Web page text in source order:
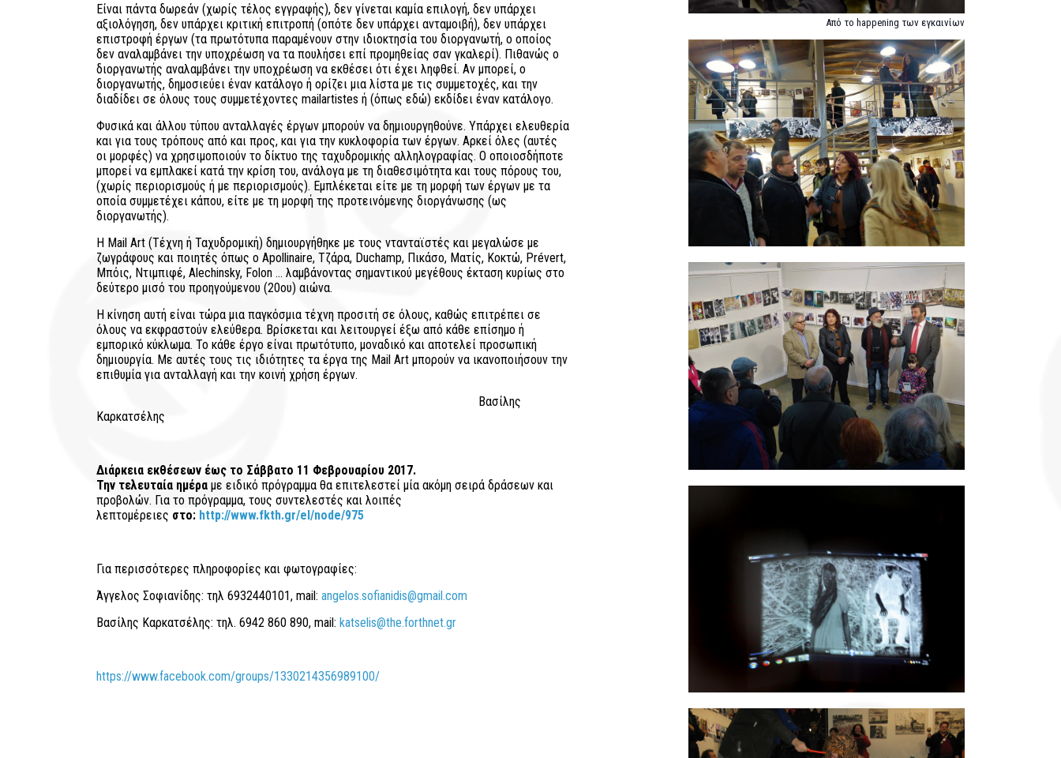
Είναι πάντα δωρεάν (χωρίς τέλος εγγραφής), δεν γίνεται καμία επιλογή, δεν υπάρχει
αξιολόγηση, δεν υπάρχει κριτική επιτροπή (οπότε δεν υπάρχει ανταμοιβή), δεν υπάρχει
επιστροφή έργων (τα πρωτότυπα παραμένουν στην ιδιοκτησία του διοργανωτή, ο οποίος
δεν αναλαμβάνει την υποχρέωση να τα πουλήσει επί προμηθείας σαν γκαλερί). Πιθανώς ο
διοργανωτής αναλαμβάνει την υποχρέωση να εκθέσει ότι έχει ληφθεί. Αν μπορεί, ο
διοργανωτής, δημοσιεύει έναν κατάλογο ή ορίζει μια λίστα με τις συμμετοχές, και την
διαδίδει σε όλους τους συμμετέχοντες mailartistes ή (όπως εδώ) εκδίδει έναν κατάλογο.
Φυσικά και άλλου τύπου ανταλλαγές έργων μπορούν να δημιουργηθούνε. Υπάρχει ελευθερία
και για τους τρόπους από και προς, και για την κυκλοφορία των έργων. Αρκεί όλες (αυτές
οι μορφές) να χρησιμοποιούν το δίκτυο της ταχυδρομικής αλληλογραφίας. Ο οποιοσδήποτε
μπορεί να εμπλακεί κατά την κρίση του, ανάλογα με τη διαθεσιμότητα και τους πόρους του,
(χωρίς περιορισμούς ή με περιορισμούς). Εμπλέκεται είτε με τη μορφή των έργων με τα
οποία συμμετέχει κάπου, είτε με τη μορφή της προτεινόμενης διοργάνωσης (ως
διοργανωτής).
Η Mail Art (Τέχνη ή Ταχυδρομική) δημιουργήθηκε με τους ντανταϊστές και μεγαλώσε με
ζωγράφους και ποιητές όπως ο Apollinaire, Τζάρα, Duchamp, Πικάσο, Ματίς, Κοκτώ, Prévert,
Μπόις, Ντιμπιφέ, Alechinsky, Folon … λαμβάνοντας σημαντικού μεγέθους έκταση κυρίως στο
δεύτερο μισό του προηγούμενου (20ου) αιώνα.
Η κίνηση αυτή είναι τώρα μια παγκόσμια τέχνη προσιτή σε όλους, καθώς επιτρέπει σε
όλους να εκφραστούν ελεύθερα. Βρίσκεται και λειτουργεί έξω από κάθε επίσημο ή
εμπορικό κύκλωμα. Το κάθε έργο είναι πρωτότυπο, μοναδικό και αποτελεί προσωπική
δημιουργία. Με αυτές τους τις ιδιότητες τα έργα της Mail Art μπορούν να ικανοποιήσουν την
επιθυμία για ανταλλαγή και την κοινή χρήση έργων.
Βασίλης
Καρκατσέλης
Διάρκεια εκθέσεων έως το Σάββατο 11 Φεβρουαρίου 2017.
Την τελευταία ημέρα με ειδικό πρόγραμμα θα επιτελεστεί μία ακόμη σειρά δράσεων και
προβολών. Για το πρόγραμμα, τους συντελεστές και λοιπές
λεπτομέρειες στο: http://www.fkth.gr/el/node/975
Για περισσότερες πληροφορίες και φωτογραφίες:
Άγγελος Σοφιανίδης: τηλ 6932440101, mail: angelos.sofianidis@gmail.com
Βασίλης Καρκατσέλης: τηλ. 6942 860 890, mail: katselis@the.forthnet.gr
https://www.facebook.com/groups/1330214356989100/